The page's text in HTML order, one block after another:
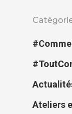
Ateliers